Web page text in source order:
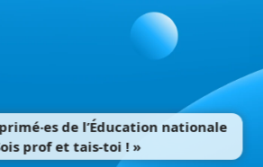
de l’Éducation nationale
prof et tais-toi ! »